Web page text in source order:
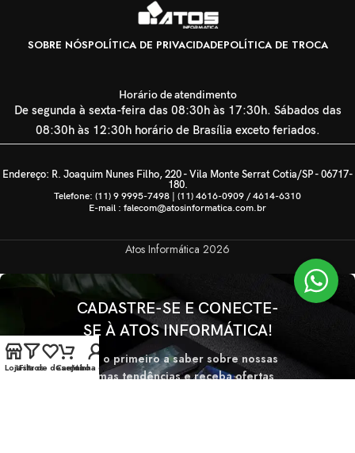
SOBRE NÓSPOLÍTICA DE PRIVACIDADEPOLÍTICA DE TROCA
Horário de atendimento
De segunda à sexta-feira das 08:30h às 17:30h. Sábados das
08:30h às 12:30h horário de Brasília exceto feriados.
Endereço: R. Joaquim Nunes Filho, 220 - Vila Monte Serrat Cotia/SP - 06717-
180.
Telefone: (11) 9 9995-7498 | (11) 4616-0909 / 4614-6310
E-mail : falecom@atosinformatica.com.br
Atos Informática 2026
CADASTRE-SE E CONECTE-
SE À ATOS INFORMÁTICA!
Seja o primeiro a saber sobre nossas
últimas tendências e receba ofertas
LojaFiltros
Lista de desejos
CarrinhoMinha conta